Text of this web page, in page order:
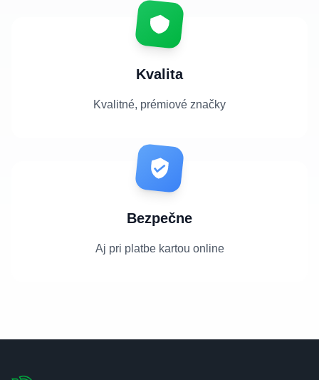
Kvalita
Kvalitné, prémiové značky
Bezpečne
Aj pri platbe kartou online